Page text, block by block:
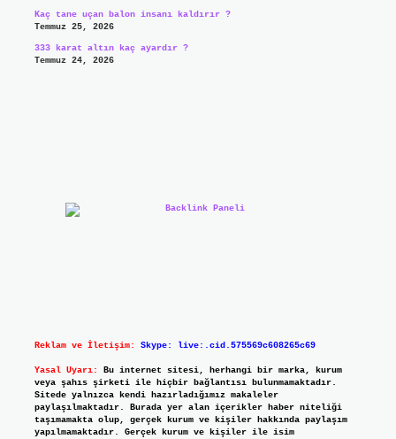
Kaç tane uçan balon insanı kaldırır ?
Temmuz 25, 2026
333 karat altın kaç ayardır ?
Temmuz 24, 2026
Reklam ve İletişim: Skype: live:.cid.575569c608265c69
Yasal Uyarı:
Bu internet sitesi, herhangi bir marka, kurum
veya şahıs şirketi ile hiçbir bağlantısı bulunmamaktadır.
Sitede yalnızca kendi hazırladığımız makaleler
paylaşılmaktadır. Burada yer alan içerikler haber niteliği
taşımamakta olup, gerçek kurum ve kişiler hakkında paylaşım
yapılmamaktadır. Gerçek kurum ve kişiler ile isim